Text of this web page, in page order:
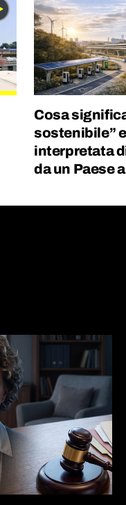
Cosa
sostenibile”
interpretata
da un Paese